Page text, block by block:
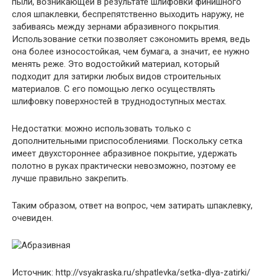
слоя шпаклевки, беспрепятственно выходить наружу, не
забиваясь между зернами абразивного покрытия.
Использование сетки позволяет сэкономить время, ведь
она более износостойкая, чем бумага, а значит, ее нужно
менять реже. Это водостойкий материал, который
подходит для затирки любых видов строительных
материалов. С его помощью легко осуществлять
шлифовку поверхностей в труднодоступных местах.
Недостатки: можно использовать только с
дополнительными приспособлениями. Поскольку сетка
имеет двухстороннее абразивное покрытие, удержать
полотно в руках практически невозможно, поэтому ее
лучше правильно закрепить.
Таким образом, ответ на вопрос, чем затирать шпаклевку,
очевиден.
Источник: http://vsyakraska.ru/shpatlevka/setka-dlya-zatirki/